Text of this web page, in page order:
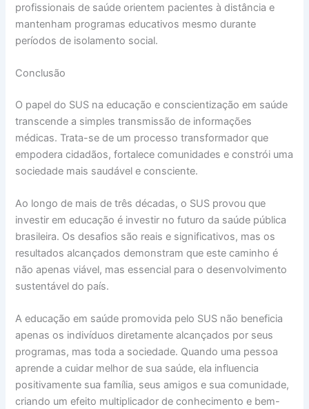
profissionais de saúde orientem pacientes à distância e
mantenham programas educativos mesmo durante
períodos de isolamento social.
Conclusão
O papel do SUS na educação e conscientização em saúde
transcende a simples transmissão de informações
médicas. Trata-se de um processo transformador que
empodera cidadãos, fortalece comunidades e constrói uma
sociedade mais saudável e consciente.
Ao longo de mais de três décadas, o SUS provou que
investir em educação é investir no futuro da saúde pública
brasileira. Os desafios são reais e significativos, mas os
resultados alcançados demonstram que este caminho é
não apenas viável, mas essencial para o desenvolvimento
sustentável do país.
A educação em saúde promovida pelo SUS não beneficia
apenas os indivíduos diretamente alcançados por seus
programas, mas toda a sociedade. Quando uma pessoa
aprende a cuidar melhor de sua saúde, ela influencia
positivamente sua família, seus amigos e sua comunidade,
criando um efeito multiplicador de conhecimento e bem-